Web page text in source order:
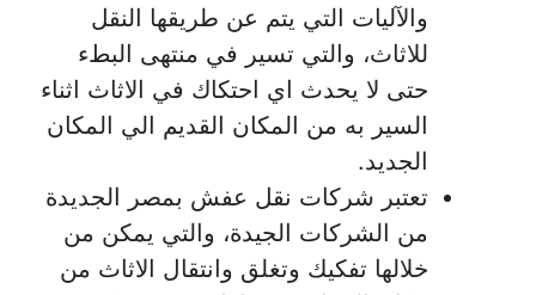
والآليات التي يتم عن طريقها النقل
للاثاث، والتي تسير في منتهى البطء
حتى لا يحدث اي احتكاك في الاثاث اثناء
السير به من المكان القديم الي المكان
الجديد.
تعتبر شركات نقل عفش بمصر الجديدة
من الشركات الجيدة، والتي يمكن من
خلالها تفكيك وتغلق وانتقال الاثاث من